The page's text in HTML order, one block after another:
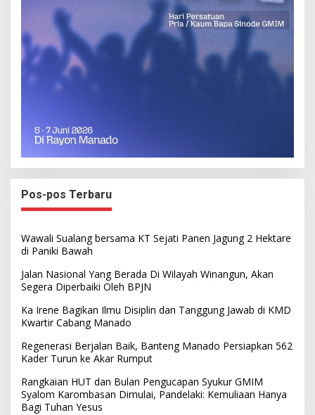
Pos-pos Terbaru
Wawali Sualang bersama KT Sejati Panen Jagung 2 Hektare
di Paniki Bawah
Jalan Nasional Yang Berada Di Wilayah Winangun, Akan
Segera Diperbaiki Oleh BPJN
Ka Irene Bagikan Ilmu Disiplin dan Tanggung Jawab di KMD
Kwartir Cabang Manado
Regenerasi Berjalan Baik, Banteng Manado Persiapkan 562
Kader Turun ke Akar Rumput
Rangkaian HUT dan Bulan Pengucapan Syukur GMIM
Syalom Karombasan Dimulai, Pandelaki: Kemuliaan Hanya
Bagi Tuhan Yesus